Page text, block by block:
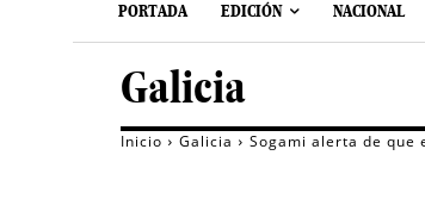
PORTADA EDICIÓN NACIONAL
Galicia
Inicio Galicia Sogami alerta de que